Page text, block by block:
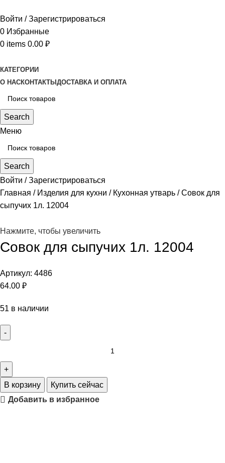
Войти / Зарегистрироваться
0 Избранные
0 items 0.00 ₽
КАТЕГОРИИ
О НАСКОНТАКТЫ ДОСТАВКА И ОПЛАТА
Search
Меню
Search
Войти / Зарегистрироваться
Главная
Изделия для кухни Кухонная утварь
Совок для
сыпучих 1л. 12004
Нажмите, чтобы увеличить
Совок для сыпучих 1л. 12004
Артикул: 4486
64.00 ₽
51 в наличии
В корзину
Купить сейчас
Добавить в избранное